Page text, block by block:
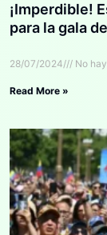
¡Imperdible!
para la gala
28/07/2024 No
Read More »